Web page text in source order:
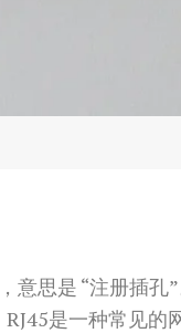
意思是 “注册插
是一种常见的